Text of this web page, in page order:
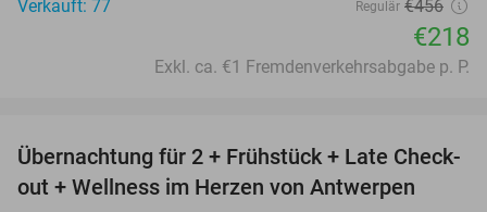
Verkauft: 77 Regulär €456
€218
Exkl. ca. €1 Fremdenverkehrsabgabe p. P.
59%
Übernachtung für 2 + Frühstück + Late Check-
out + Wellness im Herzen von Antwerpen